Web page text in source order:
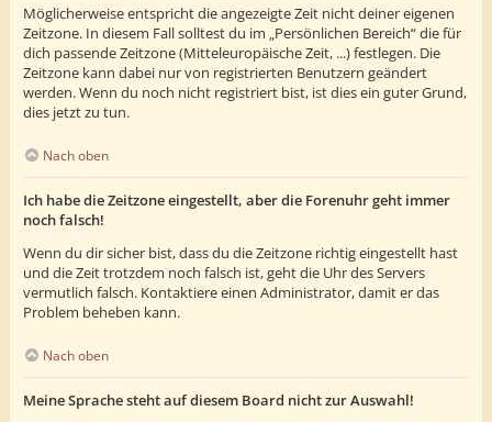
Möglicherweise entspricht die angezeigte Zeit nicht deiner eigenen
Zeitzone. In diesem Fall solltest du im „Persönlichen Bereich“ die für
dich passende Zeitzone (Mitteleuropäische Zeit, ...) festlegen. Die
Zeitzone kann dabei nur von registrierten Benutzern geändert
werden. Wenn du noch nicht registriert bist, ist dies ein guter Grund,
dies jetzt zu tun.
Nach oben
Ich habe die Zeitzone eingestellt, aber die Forenuhr geht immer
noch falsch!
Wenn du dir sicher bist, dass du die Zeitzone richtig eingestellt hast
und die Zeit trotzdem noch falsch ist, geht die Uhr des Servers
vermutlich falsch. Kontaktiere einen Administrator, damit er das
Problem beheben kann.
Nach oben
Meine Sprache steht auf diesem Board nicht zur Auswahl!